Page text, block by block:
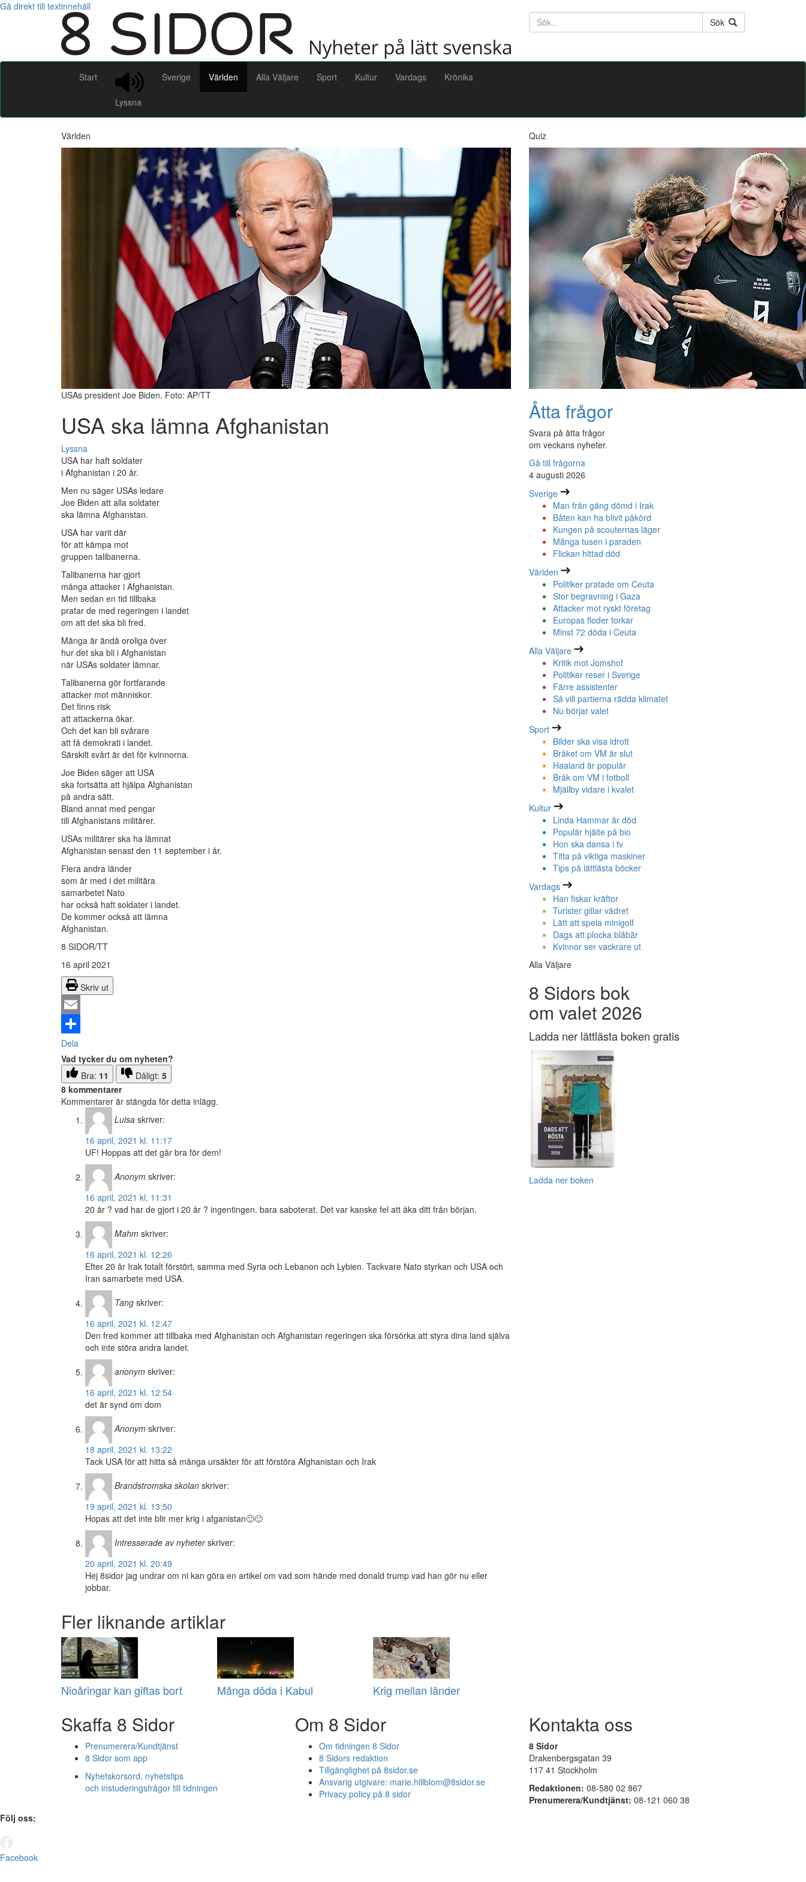
Gå direkt till textinnehåll
Söktext
Sök
Start
Lyssna
Sverige Världen Alla Väljare Sport Kultur Vardags Krönika
Världen
USAs president Joe Biden. Foto: AP/TT
USA ska lämna Afghanistan
Lyssna
USA har haft soldater
i Afghanistan i 20 år.
Men nu säger USAs ledare
Joe Biden att alla soldater
ska lämna Afghanstan.
USA har varit där
för att kämpa mot
gruppen talibanerna.
Talibanerna har gjort
många attacker i Afghanistan.
Men sedan en tid tillbaka
pratar de med regeringen i landet
om att det ska bli fred.
Många är ändå oroliga över
hur det ska bli i Afghanistan
när USAs soldater lämnar.
Talibanerna gör fortfarande
attacker mot människor.
Det finns risk
att attackerna ökar.
Och det kan bli svårare
att få demokrati i landet.
Särskilt svårt är det för kvinnorna.
Joe Biden säger att USA
ska fortsätta att hjälpa Afghanistan
på andra sätt.
Bland annat med pengar
till Afghanistans militärer.
USAs militärer ska ha lämnat
Afghanistan senast den 11 september i år.
Flera andra länder
som är med i det militära
samarbetet Nato
har också haft soldater i landet.
De kommer också att lämna
Afghanistan.
8 SIDOR/TT
16 april 2021
Skriv ut
Email
Dela
Vad tycker du om nyheten?
Bra: 11 Dåligt: 5
8 kommentarer
Kommentarer är stängda för detta inlägg.
Luisa skriver:
16 april, 2021 kl. 11:17
UF! Hoppas att det går bra för dem!
Anonym skriver:
16 april, 2021 kl. 11:31
20 år ? vad har de gjort i 20 år ? ingentingen. bara saboterat. Det var kanske fel att åka ditt från början.
Mahm skriver:
16 april, 2021 kl. 12:26
Efter 20 år Irak totalt förstört, samma med Syria och Lebanon och Lybien. Tackvare Nato styrkan och USA och
Iran samarbete med USA.
Tang skriver:
16 april, 2021 kl. 12:47
Den fred kommer att tillbaka med Afghanistan och Afghanistan regeringen ska försörka att styra dina land själva
och inte störa andra landet.
anonym skriver:
16 april, 2021 kl. 12:54
det är synd om dom
Anonym skriver:
18 april, 2021 kl. 13:22
Tack USA för att hitta så många ursäkter för att förstöra Afghanistan och Irak
Brandstromska skolan skriver:
19 april, 2021 kl. 13:50
Hopas att det inte blir mer krig i afganistan🙂🙂
Intresserade av nyheter skriver:
20 april, 2021 kl. 20:49
Hej 8sidor jag undrar om ni kan göra en artikel om vad som hände med donald trump vad han gör nu eller
jobbar.
Fler liknande artiklar
Nioåringar kan giftas bort Många döda i Kabul Krig mellan länder
Quiz
Åtta frågor
Svara på åtta frågor
om veckans nyheter.
Gå till frågorna
4 augusti 2026
Sverige
Man från gäng dömd i Irak
Båten kan ha blivit påkörd
Kungen på scouternas läger
Många tusen i paraden
Flickan hittad död
Världen
Politiker pratade om Ceuta
Stor begravning i Gaza
Attacker mot ryskt företag
Europas floder torkar
Minst 72 döda i Ceuta
Alla Väljare
Kritik mot Jomshof
Politiker reser i Sverige
Färre assistenter
Så vill partierna rädda klimatet
Nu börjar valet
Sport
Bilder ska visa idrott
Bråket om VM är slut
Haaland är populär
Bråk om VM i fotboll
Mjällby vidare i kvalet
Kultur
Linda Hammar är död
Populär hjälte på bio
Hon ska dansa i tv
Titta på viktiga maskiner
Tips på lättlästa böcker
Vardags
Han fiskar kräftor
Turister gillar vädret
Lätt att spela minigolf
Dags att plocka blåbär
Kvinnor ser vackrare ut
Alla Väljare
8 Sidors bok
om valet 2026
Ladda ner lättlästa boken gratis
Ladda ner boken
Skaffa 8 Sidor
Prenumerera/Kundtjänst
8 Sidor som app
Nyhetskorsord, nyhetstips
och instuderingsfrågor till tidningen
Om 8 Sidor
Om tidningen 8 Sidor
8 Sidors redaktion
Tillgänglighet på 8sidor.se
Ansvarig utgivare: marie.hillblom@8sidor.se
Privacy policy på 8 sidor
Kontakta oss
8 Sidor
Drakenbergsgatan 39
117 41 Stockholm
Redaktionen: 08-580 02 867
Prenumerera/Kundtjänst: 08-121 060 38
Följ oss:
Facebook